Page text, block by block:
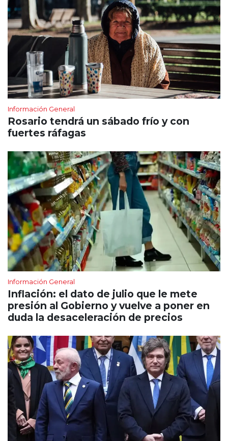
Información General
Rosario tendrá un sábado frío y con
fuertes ráfagas
Información General
Inflación: el dato de julio que le mete
presión al Gobierno y vuelve a poner en
duda la desaceleración de precios